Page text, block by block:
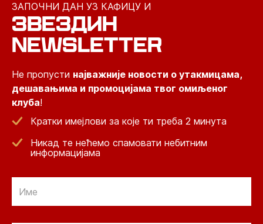
ЗАПОЧНИ ДАН УЗ КАФИЦУ И
ЗВЕЗДИН
NEWSLETTER
Не пропусти најважније новости о утакмицама,
дешавањима и промоцијама твог омиљеног
клуба!
Кратки имејлови за које ти треба 2 минута
Никад те нећемо спамовати небитним
информацијама